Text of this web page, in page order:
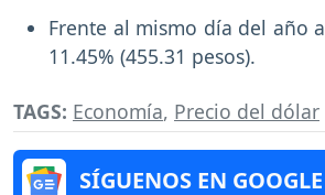
Frente al mismo día del año
11.45% (455.31 pesos).
TAGS: Economía, Precio del dólar
SÍGUENOS EN